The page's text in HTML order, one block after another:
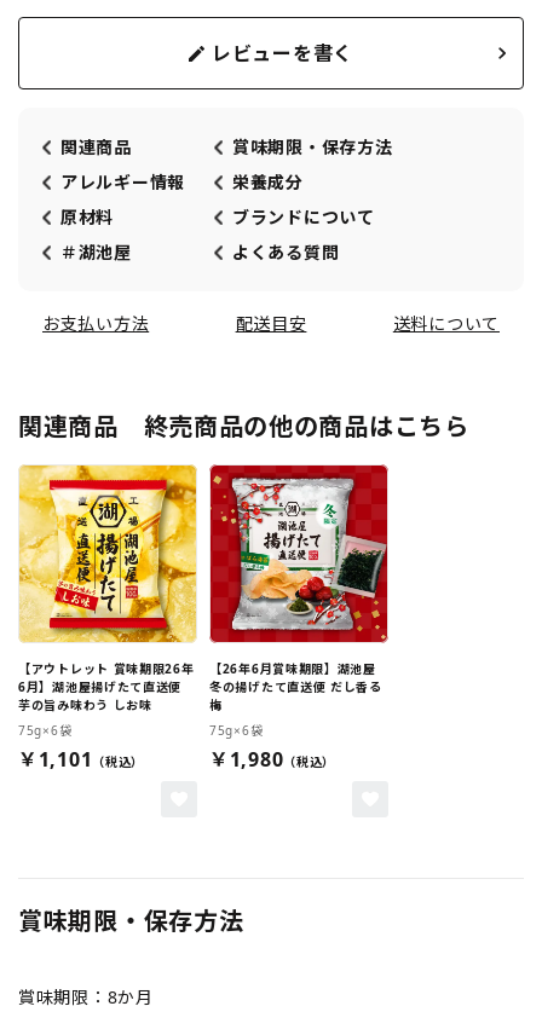
レビューを書く
関連商品
賞味期限・保存方法
アレルギー情報
栄養成分
原材料
ブランドについて
＃湖池屋
よくある質問
お支払い方法 配送目安 送料について
関連商品 終売商品の他の商品はこちら
【アウトレット 賞味期限26年
6月】湖池屋揚げたて直送便
芋の旨み味わう しお味
75g×6袋
￥1,101
【26年6月賞味期限】湖池屋
冬の揚げたて直送便 だし香る
梅
75g×6袋
￥1,980
賞味期限・保存方法
賞味期限：8か月